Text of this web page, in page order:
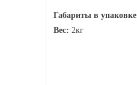
Габариты в
Вес: 2кг